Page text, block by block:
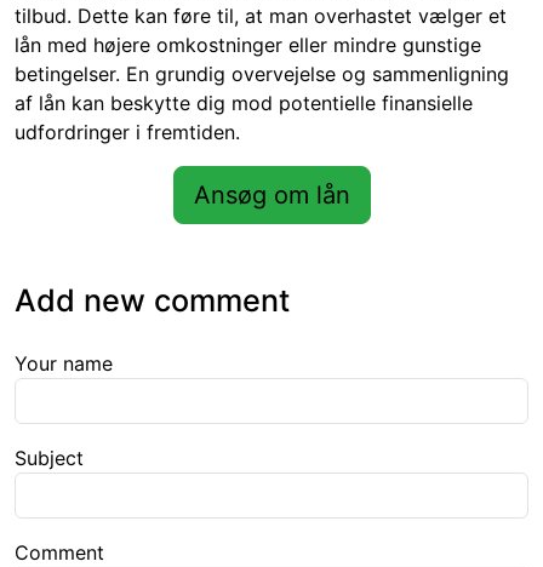
tilbud. Dette kan føre til, at man overhastet vælger et
lån med højere omkostninger eller mindre gunstige
betingelser. En grundig overvejelse og sammenligning
af lån kan beskytte dig mod potentielle finansielle
udfordringer i fremtiden.
Ansøg om lån
Add new comment
Your name
Subject
Comment